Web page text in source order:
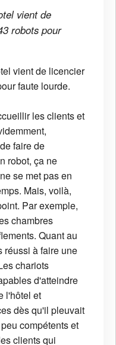
vient de
robots pour
vient de licencier
faute lourde.
les clients et
faire de
robot, ça ne
se met pas en
Mais, voilà,
Par exemple,
chambres
Quant au
réussi à faire une
chariots
d'atteindre
l'hôtel et
dès qu'il pleuvait
compétents et
clients qui